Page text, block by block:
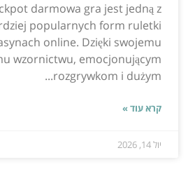
darmowa gra jest jedną z
popularnych form ruletki
online. Dzięki swojemu
wzornictwu, emocjonującym
rozgrywkom i dużym...
קרא עוד »
יול 14, 2026